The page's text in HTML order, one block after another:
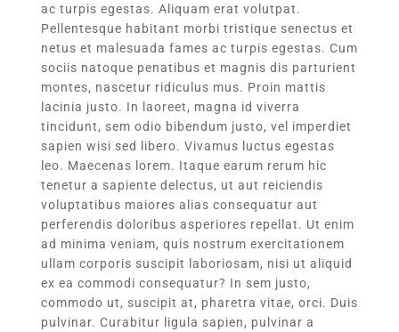
ac turpis egestas. Aliquam erat volutpat.
Pellentesque habitant morbi tristique senectus et
netus et malesuada fames ac turpis egestas. Cum
sociis natoque penatibus et magnis dis parturient
montes, nascetur ridiculus mus. Proin mattis
lacinia justo. In laoreet, magna id viverra
tincidunt, sem odio bibendum justo, vel imperdiet
sapien wisi sed libero. Vivamus luctus egestas
leo. Maecenas lorem. Itaque earum rerum hic
tenetur a sapiente delectus, ut aut reiciendis
voluptatibus maiores alias consequatur aut
perferendis doloribus asperiores repellat. Ut enim
ad minima veniam, quis nostrum exercitationem
ullam corporis suscipit laboriosam, nisi ut aliquid
ex ea commodi consequatur? In sem justo,
commodo ut, suscipit at, pharetra vitae, orci. Duis
pulvinar. Curabitur ligula sapien, pulvinar a